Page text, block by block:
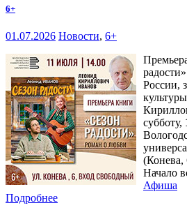
6+
01.07.2026 Новости, 6+
России,
субботу,
(Конева,
Начало
Афиша
Подробнее